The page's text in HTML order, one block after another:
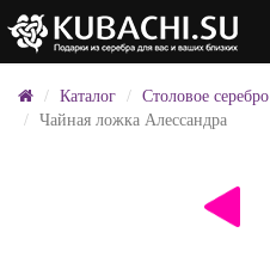
Каталог Столовое серебро
Чайная ложка Алессандра